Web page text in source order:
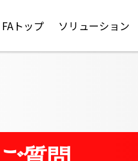
FAトップ ソリューション